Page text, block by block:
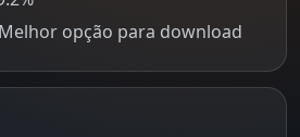
Melhor opção para download